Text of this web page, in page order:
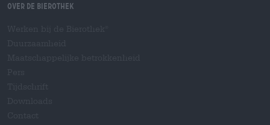
Over de Bierothek